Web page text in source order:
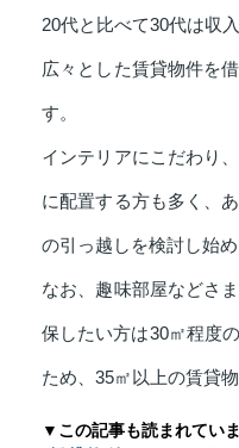
20代と比べて30代は収
広々とした賃貸物件を
す。
インテリアにこだわり
に配置する方も多く、
の引っ越しを検討し始
なお、趣味部屋などさ
保したい方は30㎡程度
ため、35㎡以上の賃貸
▼この記事も読まれてい